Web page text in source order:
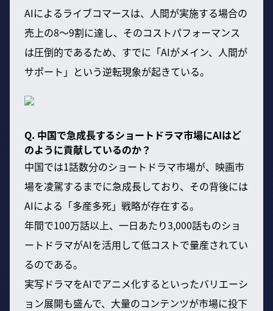
AIによるライブコマースは、人間が実施する場合の
売上の8〜9割に達し、そのコストパフォーマンス
は圧倒的であるため、すでに「AIがメイン、人間が
サポート」という逆転現象が起きている。
Q. 中国で急成長するショートドラマ市場にAIはど
のように貢献しているのか？
中国では1話数分のショートドラマ市場が、映画市
場を凌駕するまでに急成長しており、その背後には
AIによる「多産多死」戦略が存在する。
年間で100万話以上、一日あたり3,000話ものショ
ートドラマがAIを活用して低コストで量産されてい
るのである。
実写ドラマをAIでアニメ化するといったバリエーシ
ョン展開も盛んで、大量のコンテンツが市場に投下